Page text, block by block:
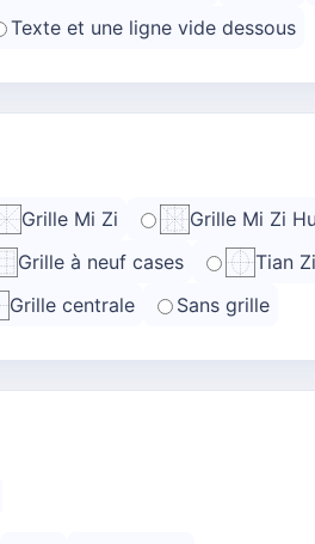
Texte et une ligne vide dessous
Grille Mi Zi Grille Mi Zi
Grille à neuf cases
Tian
Grille centrale Sans grille